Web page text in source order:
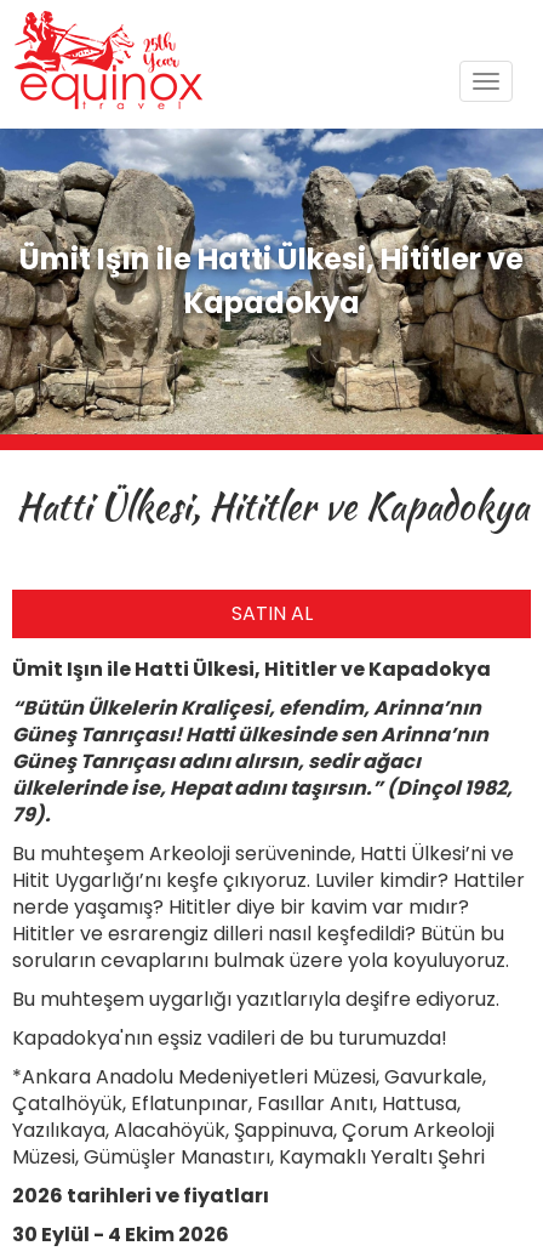
Ümit Işın ile Hatti Ülkesi, Hititler ve
Kapadokya
Hatti Ülkesi, Hititler ve Kapadokya
SATIN AL
Ümit Işın ile Hatti Ülkesi, Hititler ve Kapadokya
“Bütün Ülkelerin Kraliçesi, efendim, Arinna’nın
GüneşTanrıçası! Hatti ülkesinde sen Arinna’nın
GüneşTanrıçasıadınıalırsın, sedir ağacı
ülkelerinde ise, Hepat adını taşırsın.”(Dinçol 1982,
79).
Bu muhteşem Arkeoloji serüveninde, Hatti Ülkesi’ni ve
Hitit Uygarlığı’nı keşfe çıkıyoruz. Luviler kimdir? Hattiler
nerde yaşamış? Hititler diye bir kavim var mıdır?
Hititler ve esrarengiz dilleri nasıl keşfedildi? Bütün bu
soruların cevaplarını bulmak üzere yola koyuluyoruz.
Bu muhteşem uygarlığı yazıtlarıyla deşifre ediyoruz.
Kapadokya'nın eşsiz vadileri de bu turumuzda!
*Ankara Anadolu Medeniyetleri Müzesi, Gavurkale,
Çatalhöyük, Eflatunpınar, Fasıllar Anıtı, Hattusa,
Yazılıkaya, Alacahöyük, Şappinuva, Çorum Arkeoloji
Müzesi, Gümüşler Manastırı, Kaymaklı Yeraltı Şehri
2026 tarihleri ve fiyatları
30 Eylül - 4 Ekim 2026